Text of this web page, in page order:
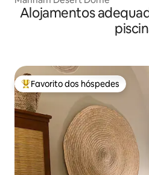
Alojamentos
Favoritos dos hóspedes mais
Favorito dos hóspedes